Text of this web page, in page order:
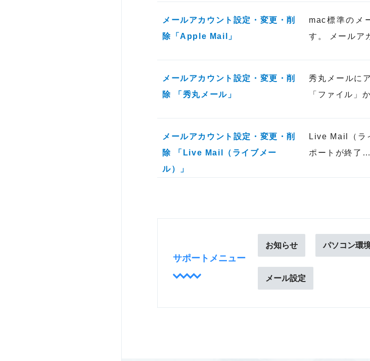
メールアカウント設定・変更・削
除「Apple Mail」
mac標準のメ
す。 メールア
メールアカウント設定・変更・削
除 「秀丸メール」
秀丸メールに
「ファイル」
メールアカウント設定・変更・削
除 「Live Mail（ライブメー
ル）」
Live Mail（ラ
ポートが終了
サポートメニュー
お知らせ パソコン環
メール設定